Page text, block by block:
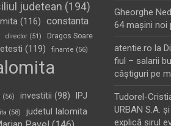
judetean (194)
(116) constanta
director(51)
Dragos Soare
(119) finante (56)
(56) investitii (98)
IPJ
(58)
judetul Ialomita
Gheorghe
64 maşini noi
atentie.ro la
fiul – salarii
câştiguri pe
Tudorel-
URBAN S.A.
explică şirul